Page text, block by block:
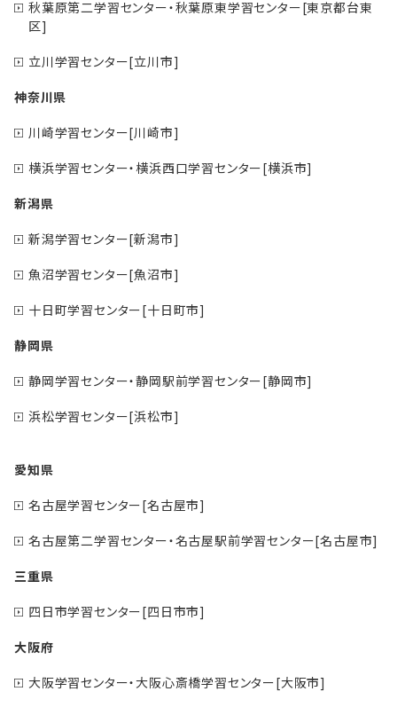
秋葉原第二学習センター・秋葉原東学習センター[東京都台東
区]
立川学習センター[立川市]
神奈川県
川崎学習センター[川崎市]
横浜学習センター・横浜西口学習センター[横浜市]
新潟県
新潟学習センター[新潟市]
魚沼学習センター[魚沼市]
十日町学習センター[十日町市]
静岡県
静岡学習センター・静岡駅前学習センター[静岡市]
浜松学習センター[浜松市]
愛知県
名古屋学習センター[名古屋市]
名古屋第二学習センター・名古屋駅前学習センター[名古屋市]
三重県
四日市学習センター[四日市市]
大阪府
大阪学習センター・大阪心斎橋学習センター[大阪市]